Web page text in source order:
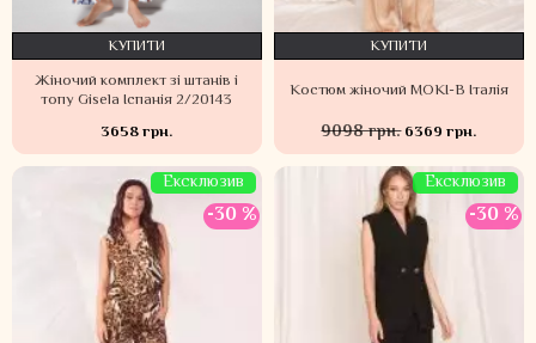
Жіночий комплект зі штанів і
топу Gisela Іспанія 2/20143
3658 грн.
КУПИТИ
Костюм жіночий MOKI-B Італія
9098 грн.6369 грн.
КУПИТИ
Ексклюзив
-30 %
Ексклюзив
-30 %